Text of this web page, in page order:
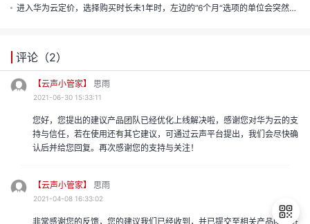
学
我
的
我
持
我
的
术
我
云
进入华为云定价，选择购买时长未1年时，左边的”6个月“选项的单位会突然消失，仅显示”6“，需要修改
评论（2）
【云声小管家】 思雨
2021-06-30 15:33:11
您好，您提出的建议产品团队已经优化上线解决啦，感谢您对华为云的支
持与信任，若在使用还有其它建议，可通过云声平台提出，我们会尽快确
认后并给您回复。再次感谢您的支持与关注！
【云声小管家】 思雨
2021-04-08 16:33:02
非常感谢您的反馈，您的建议我们已经收到，并已提交至相关产品团队进